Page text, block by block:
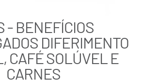
- BENEFÍCIOS
DIFERIMENTO
CAFÉ SOLÚVEL E
CARNES